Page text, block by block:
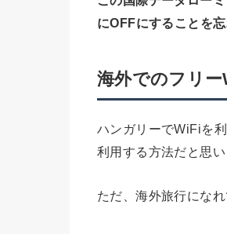
にOFFにすることを
海外でのフリ
ハンガリーでWiFiを
利用する方法だと思い
ただ、海外旅行にな